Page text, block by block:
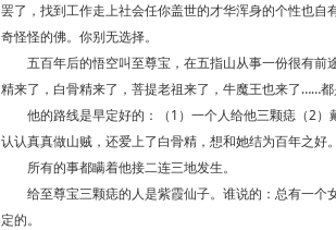
罢了，找到工作走上社会任你盖世的才华浑身的个性也
奇怪怪的佛。你别无选择。
五百年后的悟空叫至尊宝，在五指山从事一份很有前
精来了，白骨精来了，菩提老祖来了，牛魔王也来了……
他的路线是早定好的：（1）一个人给他三颗痣（2）
认认真真做山贼，还爱上了白骨精，想和她结为百年之好
所有的事都瞒着他接二连三地发生。
给至尊宝三颗痣的人是紫霞仙子。谁说的：总有一个
定的。